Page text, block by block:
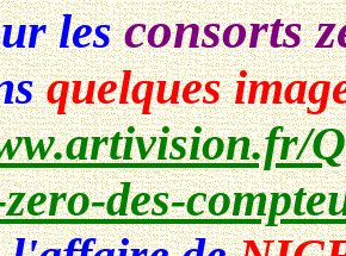
lesconsorts
quelques
des-